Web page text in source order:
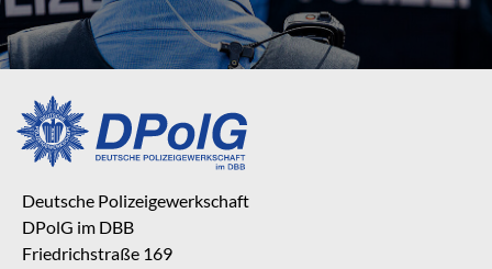
Deutsche Polizeigewerkschaft
DPolG im DBB
Friedrichstraße 169